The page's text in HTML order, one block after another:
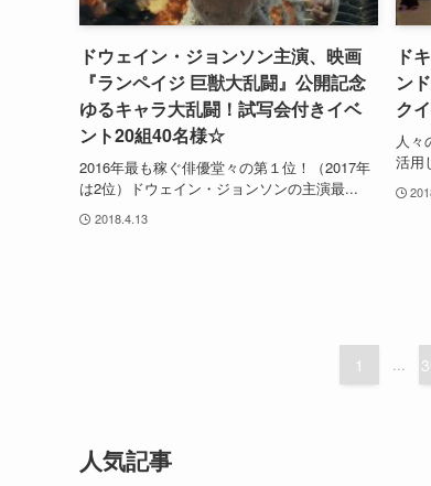
ドウェイン・ジョンソン主演、映画
『ランペイジ 巨獣大乱闘』公開記念
ゆるキャラ大乱闘！試写会付きイベ
ント20組40名様☆
2016年最も稼ぐ俳優堂々の第１位！（2017年
は2位）ドウェイン・ジョンソンの主演最...
2018.4.13
ド
ン
ク
人
活用
1 ...
人気記事